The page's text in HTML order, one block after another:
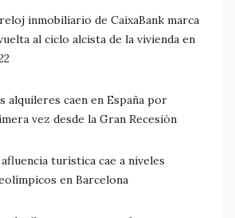
inmobiliario de CaixaBank marca
al ciclo alcista de la vivienda en
alquileres caen en España por
vez desde la Gran Recesión
turística cae a niveles
en Barcelona